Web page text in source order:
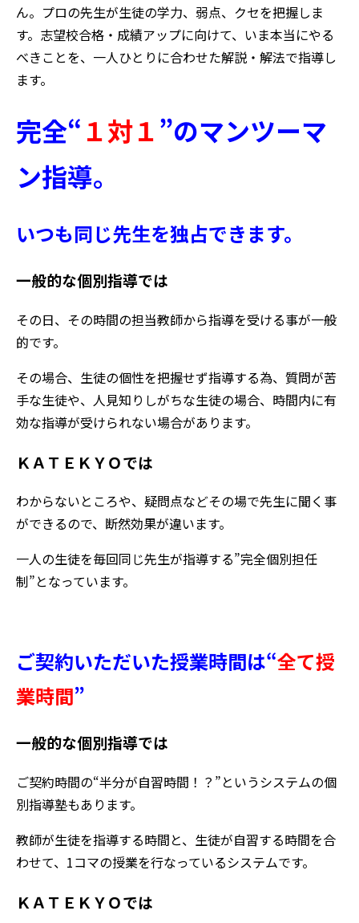
ん。プロの先生が生徒の学力、弱点、クセを把握しま
す。志望校合格・成績アップに向けて、いま本当にやる
べきことを、一人ひとりに合わせた解説・解法で指導し
ます。
完全“１対１”のマンツーマ
ン指導。
いつも同じ先生を独占できます。
一般的な個別指導では
その日、その時間の担当教師から指導を受ける事が一般
的です。
その場合、生徒の個性を把握せず指導する為、質問が苦
手な生徒や、人見知りしがちな生徒の場合、時間内に有
効な指導が受けられない場合があります。
ＫＡＴＥＫＹＯでは
わからないところや、疑問点などその場で先生に聞く事
ができるので、断然効果が違います。
一人の生徒を毎回同じ先生が指導する”完全個別担任
制”となっています。
ご契約いただいた授業時間は“全て授
業時間”
一般的な個別指導では
ご契約時間の“半分が自習時間！？”というシステムの個
別指導塾もあります。
教師が生徒を指導する時間と、生徒が自習する時間を合
わせて、1コマの授業を行なっているシステムです。
ＫＡＴＥＫＹＯでは